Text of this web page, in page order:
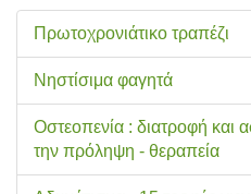
Πρωτοχρονιάτικο τραπέζι
Νηστίσιμα φαγητά
Οστεοπενία : διατροφή και
την πρόληψη - θεραπεία